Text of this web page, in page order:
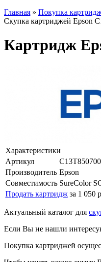
Главная » Покупка
Скупка картриджей Epson
Картридж
Характеристики
Артикул
Производитель Epson
Совместимость SureColor
Продать картридж за 1 050
Актуальный каталог для
Если Вы не нашли
Покупка картриджей